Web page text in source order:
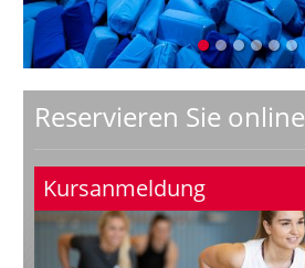
Reservieren Sie online
Kursanmeldung